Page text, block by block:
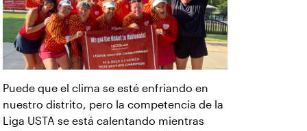
Puede que el clima se esté enfriando en
nuestro distrito, pero la competencia de la
Liga USTA se está calentando mientras